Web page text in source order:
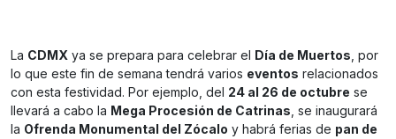
La CDMX ya se prepara para celebrar el Día de Muertos, por
lo que este fin de semana tendrá varios eventos relacionados
con esta festividad. Por ejemplo, del 24 al 26 de octubre se
llevará a cabo la Mega Procesión de Catrinas, se inaugurará
la Ofrenda Monumental del Zócalo y habrá ferias de pan de